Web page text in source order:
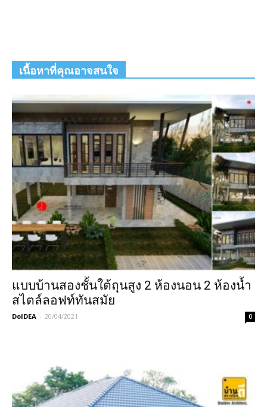
เนื้อหาที่คุณอาจสนใจ
แบบบ้านสองชั้นใต้ถุนสูง 2 ห้องนอน 2 ห้องน้ำ
สไตล์ลอฟท์ทันสมัย
DoIDEA - 20/04/2021 0